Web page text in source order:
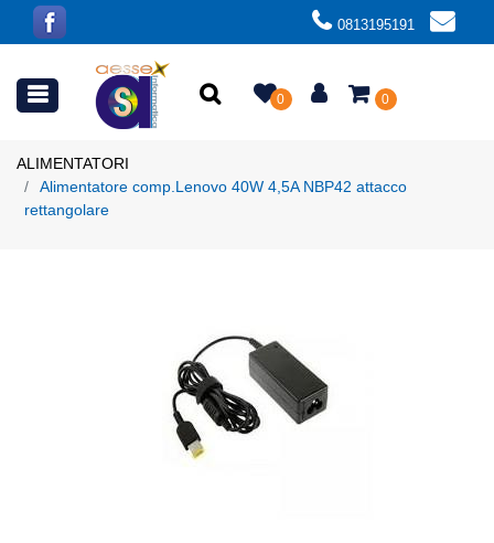
0813195191
Open menu 0 0
ALIMENTATORI
Alimentatore comp.Lenovo 40W 4,5A NBP42 attacco
rettangolare